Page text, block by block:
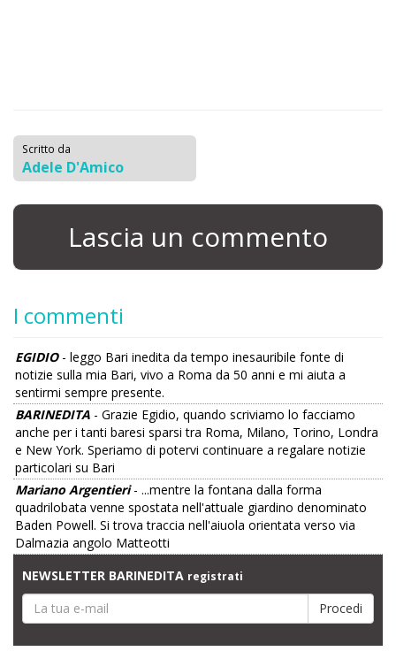
Scritto da
Adele D'Amico
Lascia un commento
I commenti
EGIDIO- leggo Bari inedita da tempo inesauribile fonte di
notizie sulla mia Bari, vivo a Roma da 50 anni e mi aiuta a
sentirmi sempre presente.
BARINEDITA - Grazie Egidio, quando scriviamo lo facciamo
anche per i tanti baresi sparsi tra Roma, Milano, Torino, Londra
e New York. Speriamo di potervi continuare a regalare notizie
particolari su Bari
Mariano Argentieri- ...mentre la fontana dalla forma
quadrilobata venne spostata nell'attuale giardino denominato
Baden Powell. Si trova traccia nell'aiuola orientata verso via
Dalmazia angolo Matteotti
NEWSLETTER BARINEDITA registrati